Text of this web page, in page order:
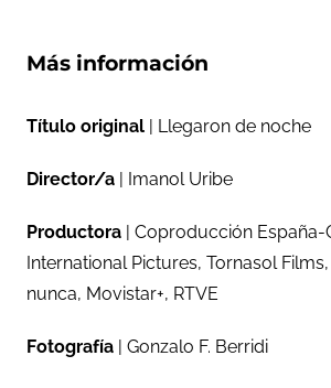
Más información
Título original | Llegaron de noche
Director/a | Imanol Uribe
Productora | Coproducción
International Pictures, Tornasol
nunca, Movistar+, RTVE
Fotografía | Gonzalo F. Berridi